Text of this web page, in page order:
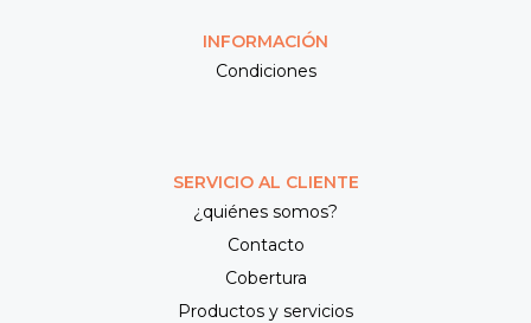
INFORMACIÓN
Condiciones
SERVICIO AL CLIENTE
¿quiénes somos?
Contacto
Cobertura
Productos y servicios